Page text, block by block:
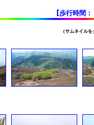
【歩行時
（サムネイル